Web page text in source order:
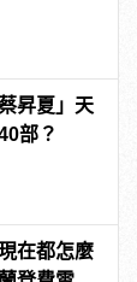
昇夏」天
部？
在都怎麼